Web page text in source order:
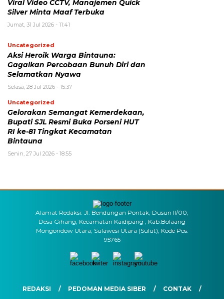
Viral Video CCTV, Manajemen Quick
Silver Minta Maaf Terbuka
Jumat, 31 Jul 2026 - 11:41
Uncategorized
Aksi Heroik Warga Bintauna:
Gagalkan Percobaan Bunuh Diri dan
Selamatkan Nyawa
Selasa, 28 Jul 2026 - 15:37
Uncategorized
Gelorakan Semangat Kemerdekaan,
Bupati SJL Resmi Buka Porseni HUT
RI ke-81 Tingkat Kecamatan
Bintauna
Senin, 27 Jul 2026 - 18:55
Alamat Redaksi: Jl. Bendungan Pontak, Dusun II/00,
Desa Gihang, Kecamatan Kaidipang , Kab.Bolaang
Mongondow Utara, Sulawesi Utara (Sulut), Kode Pos:
95765
REDAKSI PEDOMAN MEDIA SIBER CONTAK